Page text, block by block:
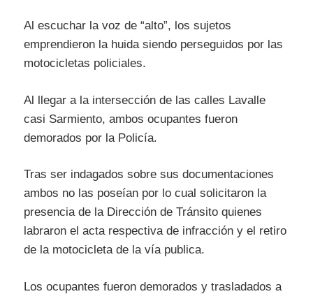
Al escuchar la voz de “alto”, los sujetos
emprendieron la huida siendo perseguidos por las
motocicletas policiales.
Al llegar a la intersección de las calles Lavalle
casi Sarmiento, ambos ocupantes fueron
demorados por la Policía.
Tras ser indagados sobre sus documentaciones
ambos no las poseían por lo cual solicitaron la
presencia de la Dirección de Tránsito quienes
labraron el acta respectiva de infracción y el retiro
de la motocicleta de la vía publica.
Los ocupantes fueron demorados y trasladados a